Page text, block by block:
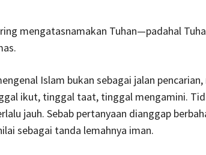
mengatasnamakan Tuhan—padahal
Islam bukan sebagai jalan
ikut, tinggal taat, tinggal mengamini.
jauh. Sebab pertanyaan dianggap
sebagai tanda lemahnya iman.